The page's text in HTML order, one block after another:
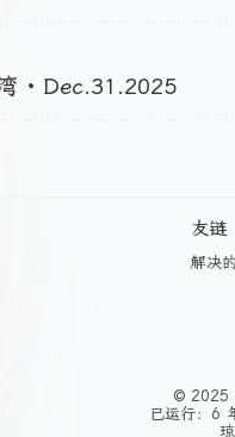
· Dec.31.2025
友链
解决
© 2025
已运行：6